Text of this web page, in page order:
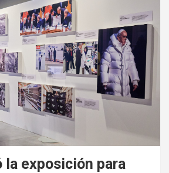
la exposición para